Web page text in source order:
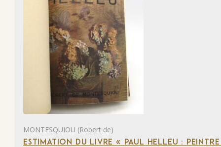
MONTESQUIOU (Robert de)
ESTIMATION DU LIVRE « PAUL HELLEU :